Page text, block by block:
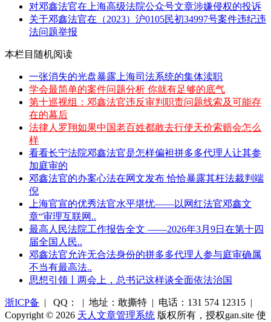
对邓鑫法官在上海高级法院公众号文章涉嫌侵权的投诉
关于邓鑫法官在（2023）沪0105民初34997号案件违纪违
法问题举报
本栏目随机阅读
一张消失的光盘暴露上海司法系统的集体渎职
学会最简单的案件问题分析 你就有足够的底气
第十巡视组：邓鑫法官违反审判职责问题线索及可能存
在的幕后
法律人罗翔如果中国老百姓都敢去行使天价索赔会怎么
样
看看长宁法院邓鑫法官是怎样偏袒拼多多代理人让其参
加庭审的
邓鑫法官的办案心法在网文发布 恰恰暴露其枉法裁判端
倪
上海官宣的优秀法官水平堪忧——以网红法官邓鑫文
章“审理互联网..
最高人民法院工作报告全文 ——2026年3月9日在第十四
届全国人民..
邓鑫法官允许无合法身份的拼多多代理人参与庭审确属
不当有最高法..
思想引领丨两会上，总书记这样谈全面依法治国
浙ICP备 | QQ： | 地址：敢撕特 | 电话：131 574 12315 |
Copyright © 2026 天人文章管理系统 版权所有，授权gan.site 使